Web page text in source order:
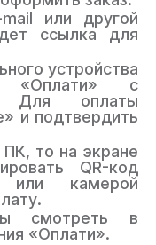
или другой
ссылка для
устройства
«Оплати» с
Для оплаты
и подтвердить
то на экране
QR-код
или камерой
смотреть в
«Оплати».